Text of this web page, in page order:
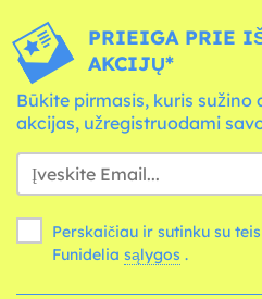
PRIEIGA PRIE
AKCIJŲ*
Būkite pirmasis, kuris sužino
akcijas, užregistruodami
Perskaičiau ir sutinku su
Funidelia sąlygos .